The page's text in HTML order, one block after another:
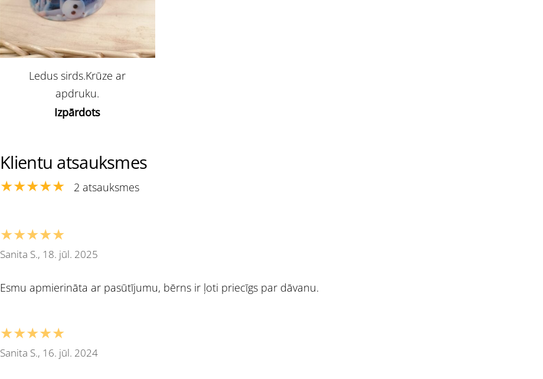
Ledus sirds.Krūze ar
apdruku.
Izpārdots
Klientu atsauksmes
★★★★★ 2 atsauksmes
★★★★★
Sanita S., 18. jūl. 2025
Esmu apmierināta ar pasūtījumu, bērns ir ļoti priecīgs par dāvanu.
★★★★★
Sanita S., 16. jūl. 2024